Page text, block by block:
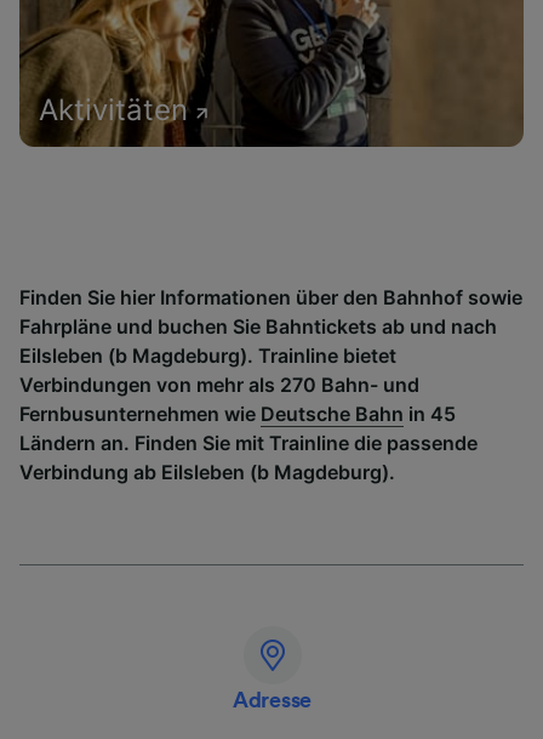
Aktivitäten
Finden Sie hier Informationen über den Bahnhof sowie
Fahrpläne und buchen Sie Bahntickets ab und nach
Eilsleben (b Magdeburg). Trainline bietet
Verbindungen von mehr als 270 Bahn- und
Fernbusunternehmen wie Deutsche Bahn in 45
Ländern an. Finden Sie mit Trainline die passende
Verbindung ab Eilsleben (b Magdeburg).
Adresse